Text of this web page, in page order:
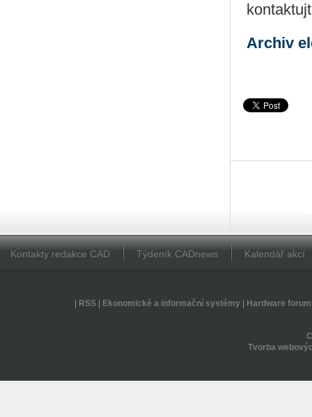
Archiv
Kontakty redakce CAD Týdeník CADnews Kalendář akcí
RSS| Ekonomické a informační systémy| Hardware forum
Tvorba